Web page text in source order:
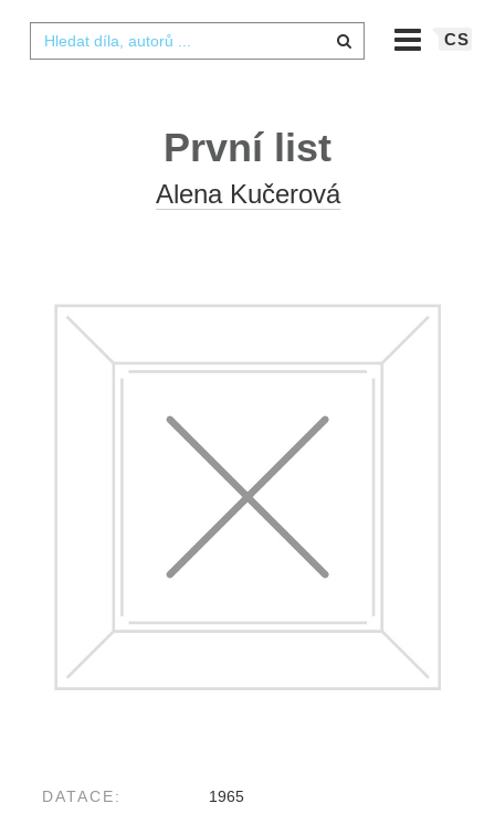
CS
První list
Alena Kučerová
DATACE: 1965